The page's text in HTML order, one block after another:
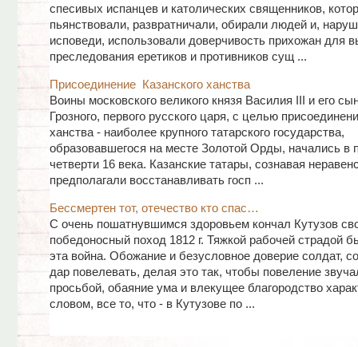
спесивых испанцев и католических священников,
пьянствовали, развратничали, обирали людей и,
исповеди, использовали доверчивость прихожан для
преследования еретиков и противников сущ ...
Присоединение Казанского ханства
Воины московского великого князя Василия III и его
Грозного, первого русского царя, с целью
ханства - наиболее крупного татарского государства,
образовавшегося на месте Золотой Орды, начались в
четверти 16 века. Казанские татары, сознавая
предполагали восстанавливать госп ...
Бессмертен тот, отечество кто спас…
С очень пошатнувшимся здоровьем кончал Кутузов
победоносный поход 1812 г. Тяжкой рабочей страдой
эта война. Обожание и безусловное доверие солдат,
дар повелевать, делая это так, чтобы повеление
просьбой, обаяние ума и влекущее благородство
словом, все то, что - в Кутузове по ...